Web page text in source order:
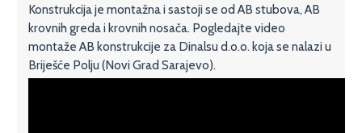
Konstrukcija je montažna i sastoji se od AB stubova, AB
krovnih greda i krovnih nosača. Pogledajte video
montaže AB konstrukcije za Dinalsu d.o.o. koja se nalazi u
Briješće Polju (Novi Grad Sarajevo).